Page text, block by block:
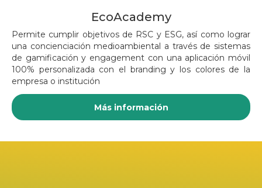
EcoAcademy
Permite cumplir objetivos de RSC y ESG, así como lograr
una concienciación medioambiental a través de sistemas
de gamificación y engagement con una aplicación móvil
100% personalizada con el branding y los colores de la
empresa o institución
Más información